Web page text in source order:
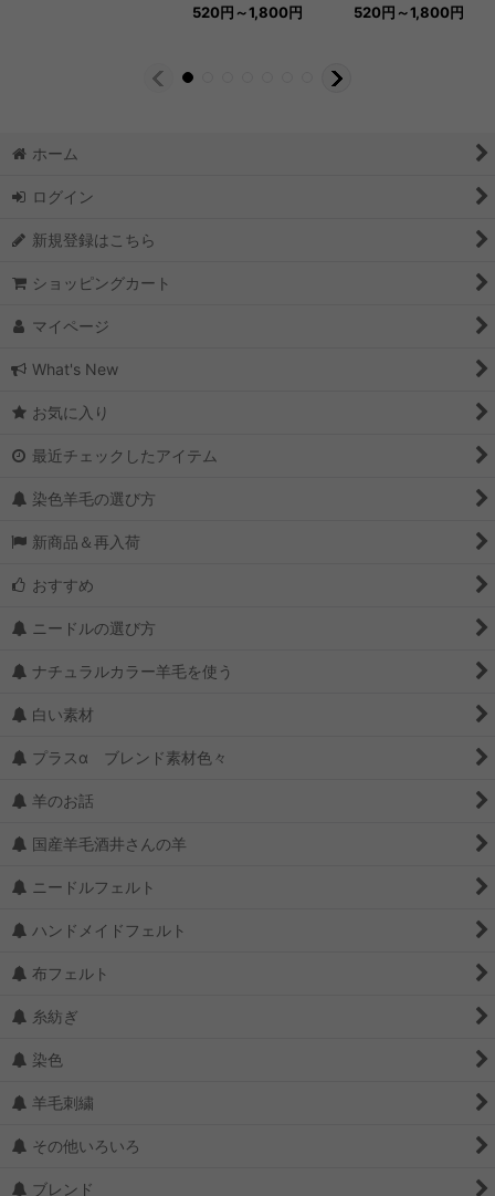
520円 ～1,800円 520円 ～1,800円
ホーム
ログイン
新規登録はこちら
ショッピングカート
マイページ
What's New
お気に入り
最近チェックしたアイテム
染色羊毛の選び方
新商品＆再入荷
おすすめ
ニードルの選び方
ナチュラルカラー羊毛を使う
白い素材
プラスα ブレンド素材色々
羊のお話
国産羊毛酒井さんの羊
ニードルフェルト
ハンドメイドフェルト
布フェルト
糸紡ぎ
染色
羊毛刺繍
その他いろいろ
ブレンド